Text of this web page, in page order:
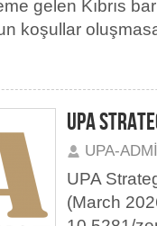
gelen Kıbrıs
koşullar
UPA
UPA-
UPA
(March